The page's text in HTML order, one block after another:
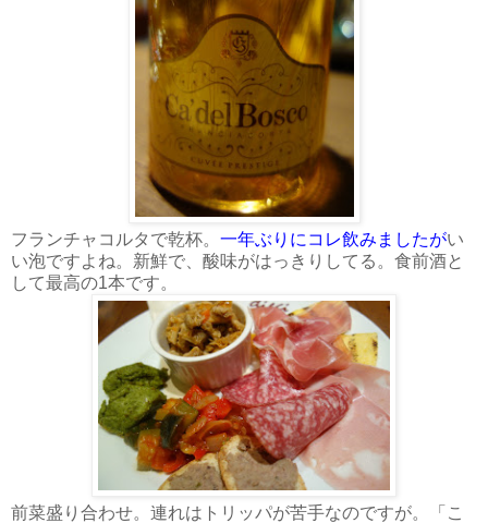
フランチャコルタで乾杯。 一年ぶりにコレ飲みましたがい
い泡ですよね。新鮮で、酸味がはっきりしてる。食前酒と
して最高の1本です。
前菜盛り合わせ。連れはトリッパが苦手なのですが。「こ